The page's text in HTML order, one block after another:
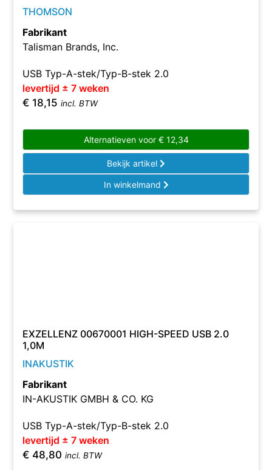
THOMSON
Fabrikant
Talisman Brands, Inc.
USB Typ-A-stek/Typ-B-stek 2.0
levertijd ± 7 weken
€ 18,15 incl. BTW
Alternatieven voor €12,34
Bekijk artikel
In winkelmand
EXZELLENZ 00670001 HIGH-SPEED USB 2.0
1,0M
INAKUSTIK
Fabrikant
IN-AKUSTIK GMBH & CO. KG
USB Typ-A-stek/Typ-B-stek 2.0
levertijd ± 7 weken
€ 48,80 incl. BTW